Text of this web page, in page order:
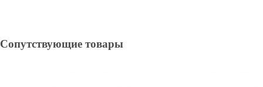
Сопутствующие товары